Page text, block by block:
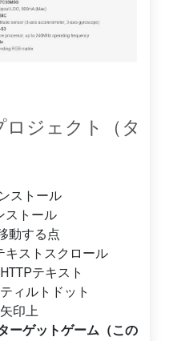
ジェクト（タ
ストール
ストール
動する点
キストスクロール
テキスト
ィルトドット
印上
ーゲットゲーム（この